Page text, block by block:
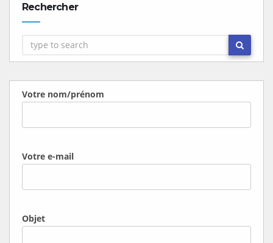
Rechercher
Votre nom/prénom
Votre e-mail
Objet